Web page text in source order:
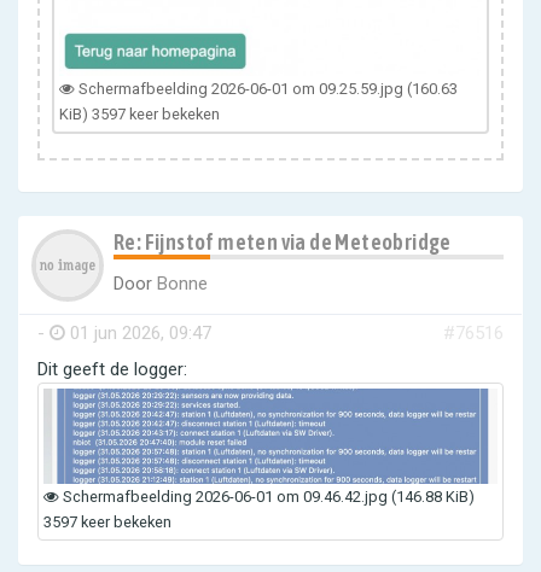
Scherm­afbeelding 2026-06-01 om 09.25.59.jpg (160.63
KiB) 3597 keer bekeken
Re: Fijnstof meten via de Meteobridge
Door Bonne
- 01 jun 2026, 09:47
#76516
Dit geeft de logger:
Scherm­afbeelding 2026-06-01 om 09.46.42.jpg (146.88 KiB)
3597 keer bekeken